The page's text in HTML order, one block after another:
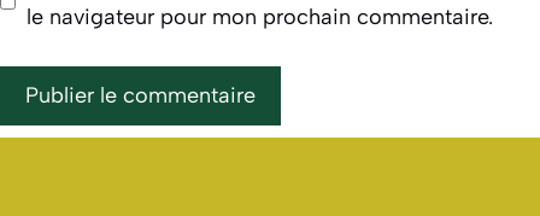
le navigateur pour mon prochain commentaire.